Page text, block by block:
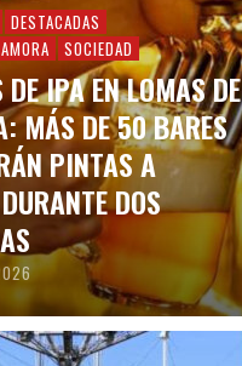
DESTACADAS
SOCIEDAD
DE IPA EN LOMAS DE
MÁS DE 50 BARES
PINTAS A
DOS